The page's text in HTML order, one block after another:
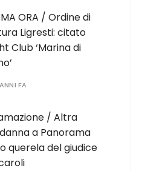
ORA / Ordine di
Ligresti: citato
Club ‘Marina di
FA
/ Altra
a Panorama
querela del giudice